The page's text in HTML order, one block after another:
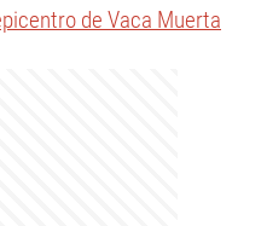
de Vaca Muerta